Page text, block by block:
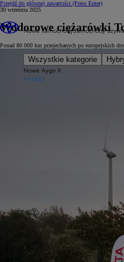
Przejdź do głównej zawartości (Press Enter)
Nowe samochody
Wszystkie kategorie
Nowe Aygo X
HYBRID
Samochody
30 września 2025
Wodorowe ciężarówki
Ponad 80 000 km przejechanych po europejskich